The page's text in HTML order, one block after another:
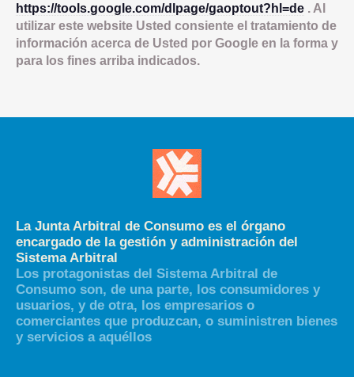
https://tools.google.com/dlpage/gaoptout?hl=de . Al
utilizar este website Usted consiente el tratamiento de
información acerca de Usted por Google en la forma y
para los fines arriba indicados.
La Junta Arbitral de Consumo es el órgano
encargado de la gestión y administración del
Sistema Arbitral
Los protagonistas del Sistema Arbitral de
Consumo son, de una parte, los consumidores y
usuarios, y de otra, los empresarios o
comerciantes que produzcan, o suministren bienes
y servicios a aquéllos